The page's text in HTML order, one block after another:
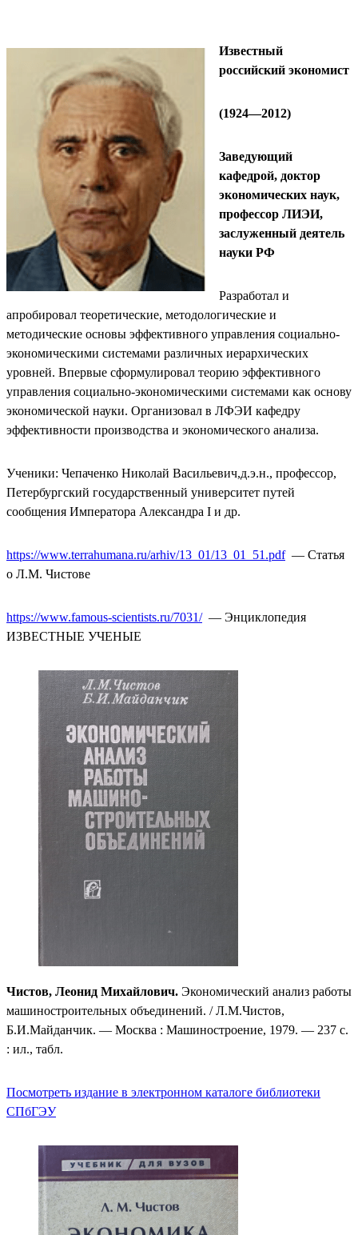
Известный
российский экономист
(1924—2012)
Заведующий
кафедрой, доктор
экономических наук,
профессор ЛИЭИ,
заслуженный деятель
науки РФ
Разработал и
апробировал теоретические, методологические и
методические основы эффективного управления социально-
экономическими системами различных иерархических
уровней. Впервые сформулировал теорию эффективного
управления социально-экономическими системами как основу
экономической науки. Организовал в ЛФЭИ кафедру
эффективности производства и экономического анализа.
Ученики: Чепаченко Николай Васильевич,д.э.н., профессор,
Петербургский государственный университет путей
сообщения Императора Александра I и др.
https://www.terrahumana.ru/arhiv/13_01/13_01_51.pdf— Статья
о Л.М. Чистове
https://www.famous-scientists.ru/7031/— Энциклопедия
ИЗВЕСТНЫЕ УЧЕНЫЕ
Чистов, Леонид Михайлович. Экономический анализ работы
машиностроительных объединений. / Л.М.Чистов,
Б.И.Майданчик. — Москва : Машиностроение, 1979. — 237 с.
: ил., табл.
Посмотреть издание в электронном каталоге библиотеки
СПбГЭУ